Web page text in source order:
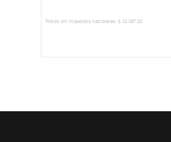
Precio sin impuestos nacionales: $ 33.057 ,02